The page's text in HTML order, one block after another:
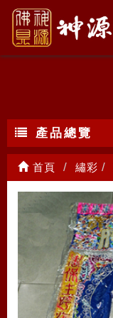
頭旗.帥旗
產品總覽
首頁 繡彩